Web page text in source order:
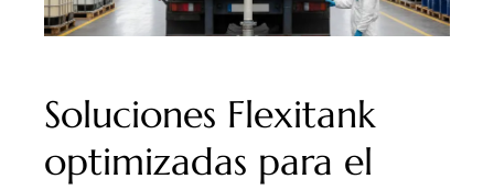
Soluciones Flexitank
optimizadas para el